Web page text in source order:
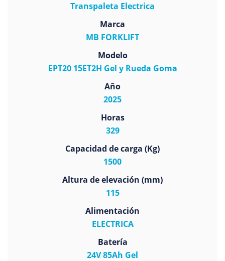
Transpaleta Electrica
Marca
MB FORKLIFT
Modelo
EPT20 15ET2H Gel y Rueda Goma
Año
2025
Horas
329
Capacidad de carga (Kg)
1500
Altura de elevación (mm)
115
Alimentación
ELECTRICA
Batería
24V 85Ah Gel